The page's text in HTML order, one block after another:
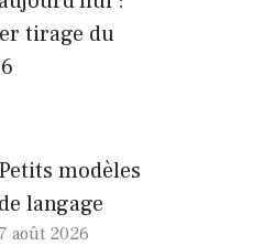
tirage du
Petits modèles
de langage
7 août 2026